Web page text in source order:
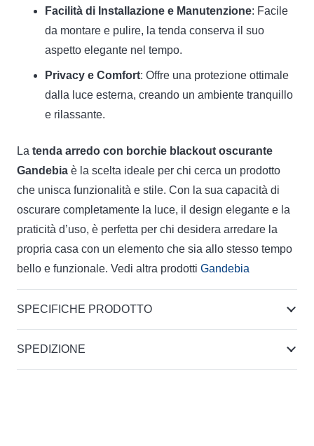
Facilità di Installazione e Manutenzione: Facile
da montare e pulire, la tenda conserva il suo
aspetto elegante nel tempo.
Privacy e Comfort: Offre una protezione ottimale
dalla luce esterna, creando un ambiente tranquillo
e rilassante.
La tenda arredo con borchie blackout oscurante
Gandebia è la scelta ideale per chi cerca un prodotto
che unisca funzionalità e stile. Con la sua capacità di
oscurare completamente la luce, il design elegante e la
praticità d’uso, è perfetta per chi desidera arredare la
propria casa con un elemento che sia allo stesso tempo
bello e funzionale. Vedi altra prodotti Gandebia
SPECIFICHE PRODOTTO
SPEDIZIONE